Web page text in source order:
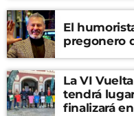
El
pregonero
La VI
tendrá
finalizará